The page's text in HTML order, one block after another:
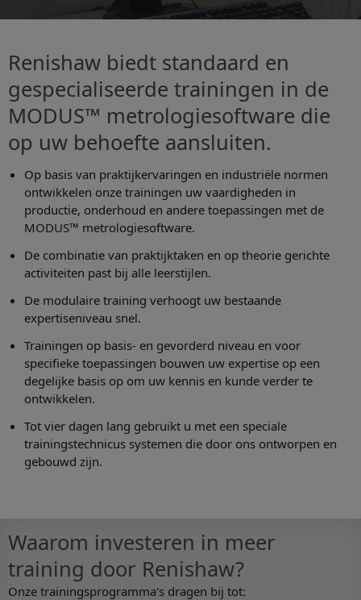
Renishaw biedt standaard en
gespecialiseerde trainingen in de
MODUS™ metrologiesoftware die
op uw behoefte aansluiten.
Op basis van praktijkervaringen en industriële normen
ontwikkelen onze trainingen uw vaardigheden in
productie, onderhoud en andere toepassingen met de
MODUS™ metrologiesoftware.
De combinatie van praktijktaken en op theorie gerichte
activiteiten past bij alle leerstijlen.
De modulaire training verhoogt uw bestaande
expertiseniveau snel.
Trainingen op basis- en gevorderd niveau en voor
specifieke toepassingen bouwen uw expertise op een
degelijke basis op om uw kennis en kunde verder te
ontwikkelen.
Tot vier dagen lang gebruikt u met een speciale
trainingstechnicus systemen die door ons ontworpen en
gebouwd zijn.
Waarom investeren in meer
training door Renishaw?
Onze trainingsprogramma's dragen bij tot: